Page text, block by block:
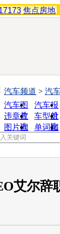
焦点房地
汽车图
片
汽车报
价
违章查
询
车型对
比
图片欣
赏
单词翻
汽车频道 > 汽
艾尔辞